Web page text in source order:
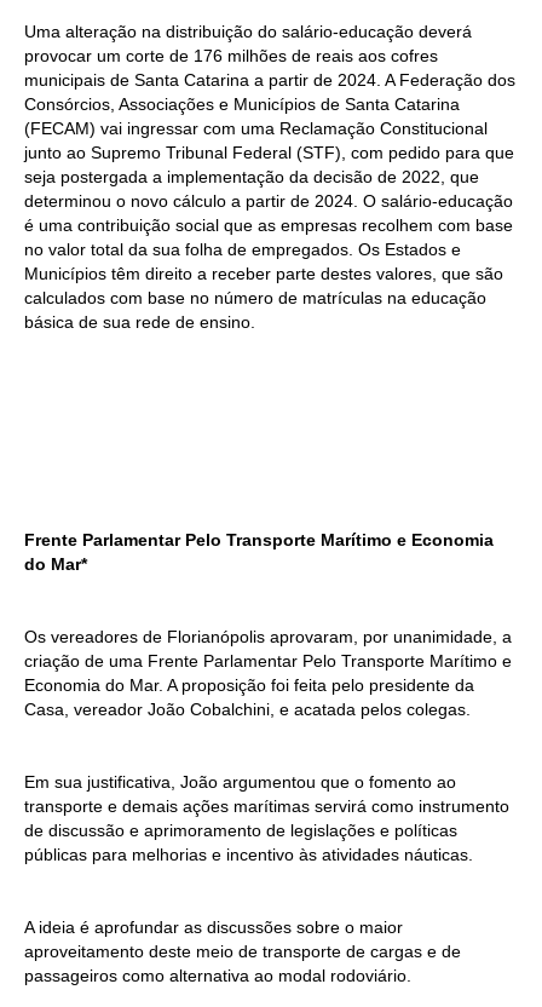
Uma alteração na distribuição do salário-educação deverá
provocar um corte de 176 milhões de reais aos cofres
municipais de Santa Catarina a partir de 2024. A Federação dos
Consórcios, Associações e Municípios de Santa Catarina
(FECAM) vai ingressar com uma Reclamação Constitucional
junto ao Supremo Tribunal Federal (STF), com pedido para que
seja postergada a implementação da decisão de 2022, que
determinou o novo cálculo a partir de 2024. O salário-educação
é uma contribuição social que as empresas recolhem com base
no valor total da sua folha de empregados. Os Estados e
Municípios têm direito a receber parte destes valores, que são
calculados com base no número de matrículas na educação
básica de sua rede de ensino.
Frente Parlamentar Pelo Transporte Marítimo e Economia
do Mar*
Os vereadores de Florianópolis aprovaram, por unanimidade, a
criação de uma Frente Parlamentar Pelo Transporte Marítimo e
Economia do Mar. A proposição foi feita pelo presidente da
Casa, vereador João Cobalchini, e acatada pelos colegas.
Em sua justificativa, João argumentou que o fomento ao
transporte e demais ações marítimas servirá como instrumento
de discussão e aprimoramento de legislações e políticas
públicas para melhorias e incentivo às atividades náuticas.
A ideia é aprofundar as discussões sobre o maior
aproveitamento deste meio de transporte de cargas e de
passageiros como alternativa ao modal rodoviário.